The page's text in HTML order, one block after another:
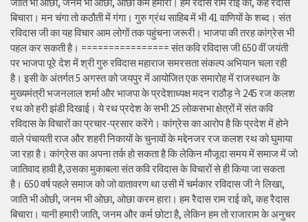
बिचारा। मन चंगा तो कठौती में गंगा। गुरु ग्रंथ साहिब में भी 41 वाणियों के शब्द। संत
रविदास जी का यह विचार आम लोगों तक पहुंचना जरूरी। भाजपा की तरह कांग्रेस भी
पहल कर सकती है। ================ संत कवि रविदास जी 650 वीं जयंती
पर भाजपा पूरे देश में श्री गुरु रविदास महाराज समरसता संकल्प अभियान चला रही
है। इसी के अंतर्गत 5 अगस्त को जयपुर में आयोजित एक समारोह में राजस्थान के
मुख्यमंत्री भजनलाल शर्मा और भाजपा के प्रदेशाध्यक्ष मदन राठौड़ ने 245 रज कलश
रथ को हरी झंडी दिखाई। ये रथ प्रदेश के सभी 25 लोकसभा क्षेत्रों में संत कवि
रविदास के विचारों का प्रचार-प्रसार करेंगे। कांग्रेस का आरोप है कि प्रदेश में होने
वाले पंचायती राज और शहरी निकायों के चुनावों के मद्देनजर रज कलश रथ को घुमाया
जा रहा है। कांग्रेस का अपना तर्क हो सकता है कि लेकिन मौजूदा समय में समाज में जो
जातिवाद हावी है,उसका मुकाबला संत कवि रविदास के विचारों से ही किया जा सकता
है। 650 वर्ष पहले समाज को जो वातावरण था उसी में चर्मकार रविदास जी ने लिखा,
जाति भी ओछी, जनम भी ओछा, ओछा करम हारा। हम रैदास राम राई को, कह रैदास
बिचारा। यानी हमारी जाति, जनम और कर्म छोटा है, लेकिन हम तो राजाराम के अनुचर